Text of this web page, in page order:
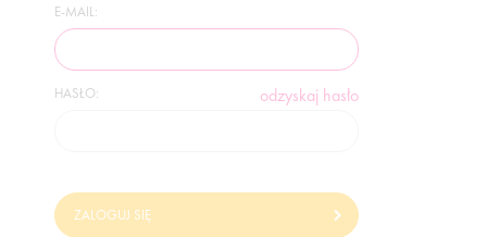
E-MAIL:
HASŁO: odzyskaj hasło
ZALOGUJ SIĘ